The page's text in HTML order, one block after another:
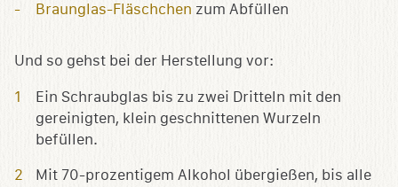
Braunglas-Fläschchen zum Abfüllen
Und so gehst bei der Herstellung vor:
Ein Schraubglas bis zu zwei Dritteln mit den
gereinigten, klein geschnittenen Wurzeln
befüllen.
Mit 70-prozentigem Alkohol übergießen, bis alle